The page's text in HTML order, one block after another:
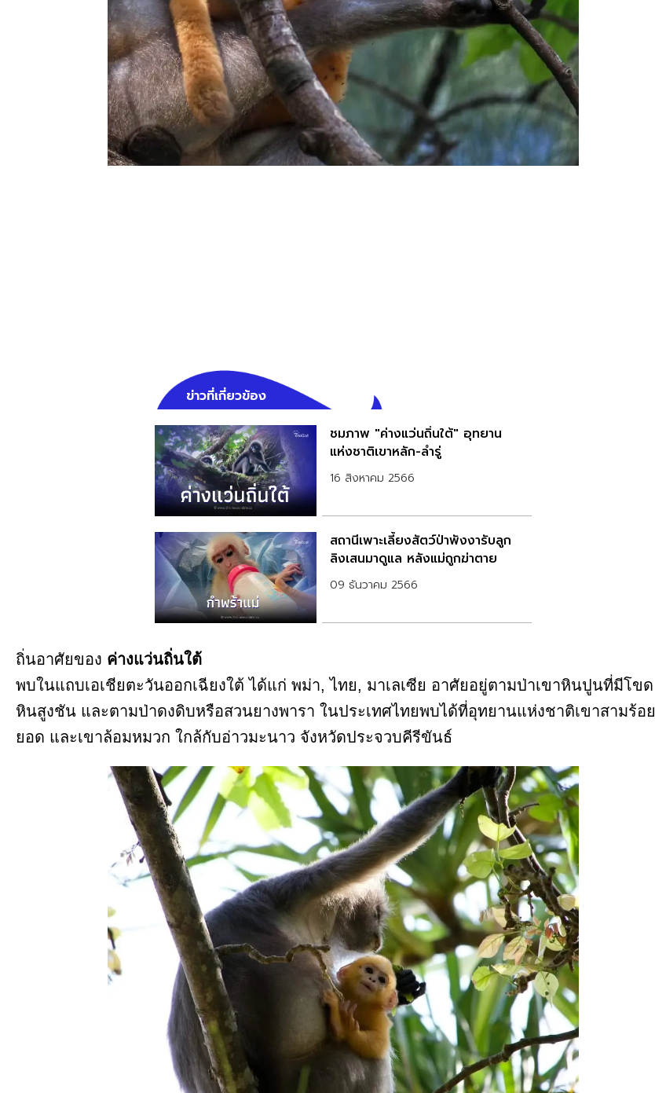
ข่าวที่เกี่ยวข้อง
ชมภาพ "ค่างแว่นถิ่นใต้" อุทยาน
แห่งชาติเขาหลัก-ลำรู่
16 สิงหาคม 2566
สถานีเพาะเลี้ยงสัตว์ป่าพังงารับลูก
ลิงเสนมาดูแล หลังแม่ถูกฆ่าตาย
09 ธันวาคม 2566
ถิ่นอาศัยของ ค่างแว่นถิ่นใต้
พบในแถบเอเชียตะวันออกเฉียงใต้ ได้แก่ พม่า, ไทย, มาเลเซีย อาศัยอยู่ตามป่าเขาหินปูนที่มีโขด
หินสูงชัน และตามป่าดงดิบหรือสวนยางพารา ในประเทศไทยพบได้ที่อุทยานแห่งชาติเขาสามร้อย
ยอด และเขาล้อมหมวก ใกล้กับอ่าวมะนาว จังหวัดประจวบคีรีขันธ์